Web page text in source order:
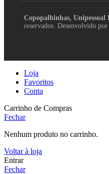
Copopalhinhas, Unipessoal
reservados. Desenvolvido
Loja
Favoritos
Conta
Carrinho de Compras
Fechar
Nenhum produto no carrinho.
Voltar à loja
Entrar
Fechar